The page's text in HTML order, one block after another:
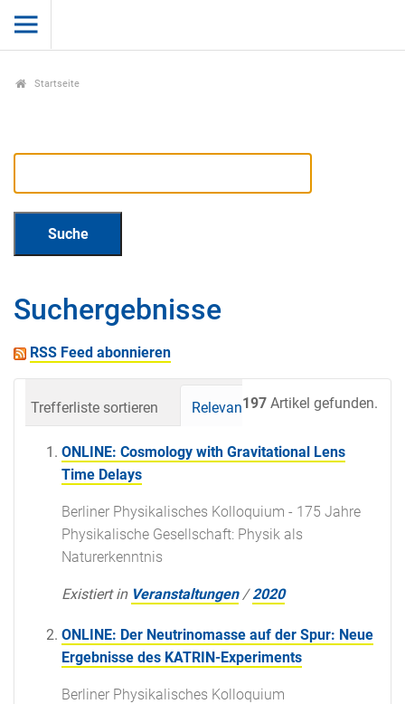
Startseite
Suchergebnisse
RSS Feed abonnieren
197 Artikel gefunden.
Trefferliste sortieren Relevanz Datum
ONLINE: Cosmology with Gravitational Lens
Time Delays
Berliner Physikalisches Kolloquium - 175 Jahre
Physikalische Gesellschaft: Physik als
Naturerkenntnis
Existiert in Veranstaltungen /2020
ONLINE: Der Neutrinomasse auf der Spur: Neue
Ergebnisse des KATRIN-Experiments
Berliner Physikalisches Kolloquium